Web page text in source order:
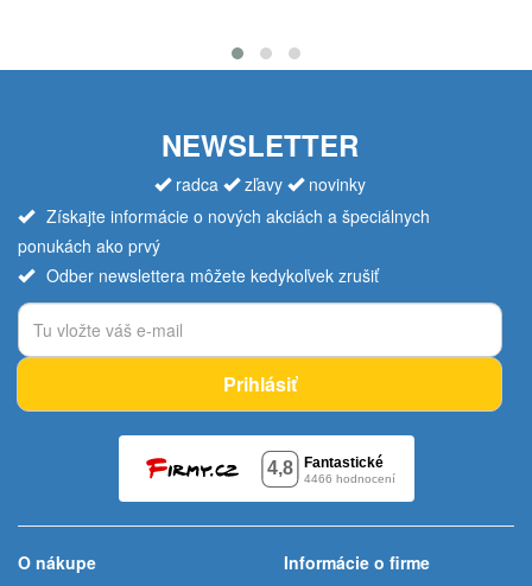
NEWSLETTER
radca zľavy
novinky
Získajte informácie o nových akciách a špeciálnych
ponukách ako prvý
Odber newslettera môžete kedykoľvek zrušiť
Prihlásiť
O nákupe
Informácie o firme